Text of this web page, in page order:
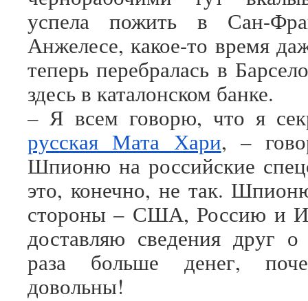
успела пожить в Сан-
Анжелесе, какое-то время
теперь перебралась в
здесь в каталонском банке.
– Я всем говорю, что я
русская Мата Хари, –
Шпионю на российские
это, конечно, не так.
стороны – США, Россию и
доставляю сведения друг
раза больше денег,
довольны!